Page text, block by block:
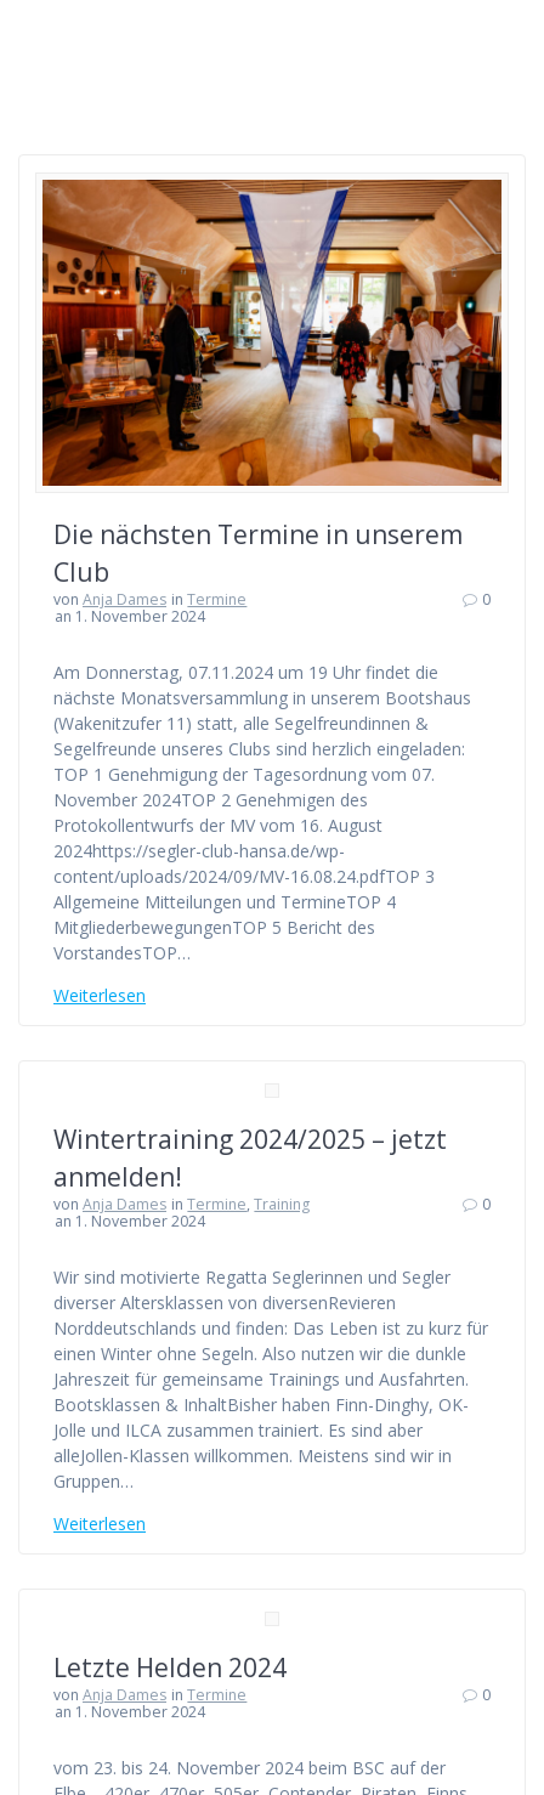
Die nächsten Termine in unserem
Club
von Anja Dames inTermine
an 1. November 2024
0
Am Donnerstag, 07.11.2024 um 19 Uhr findet die
nächste Monatsversammlung in unserem Bootshaus
(Wakenitzufer 11) statt, alle Segelfreundinnen &
Segelfreunde unseres Clubs sind herzlich eingeladen:
TOP 1 Genehmigung der Tagesordnung vom 07.
November 2024TOP 2 Genehmigen des
Protokollentwurfs der MV vom 16. August
2024https://segler-club-hansa.de/wp-
content/uploads/2024/09/MV-16.08.24.pdfTOP 3
Allgemeine Mitteilungen und TermineTOP 4
MitgliederbewegungenTOP 5 Bericht des
VorstandesTOP…
Weiterlesen
Wintertraining 2024/2025 – jetzt
anmelden!
von Anja Dames inTermine,Training
an 1. November 2024
0
Wir sind motivierte Regatta Seglerinnen und Segler
diverser Altersklassen von diversenRevieren
Norddeutschlands und finden: Das Leben ist zu kurz für
einen Winter ohne Segeln. Also nutzen wir die dunkle
Jahreszeit für gemeinsame Trainings und Ausfahrten.
Bootsklassen & InhaltBisher haben Finn-Dinghy, OK-
Jolle und ILCA zusammen trainiert. Es sind aber
alleJollen-Klassen willkommen. Meistens sind wir in
Gruppen…
Weiterlesen
Letzte Helden 2024
von Anja Dames inTermine
an 1. November 2024
0
vom 23. bis 24. November 2024 beim BSC auf der